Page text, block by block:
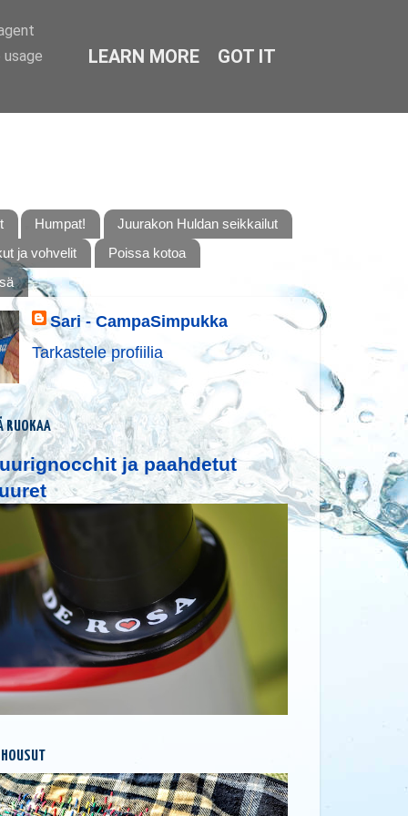
Humpat!
Juurakon Huldan seikkailut
ja vohvelit
Poissa kotoa
Sari - CampaSimpukka
Tarkastele profiilia
RUOKAA
ja paahdetut
LEARN MORE GOT IT